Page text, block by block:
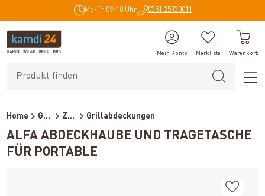
Mo-Fr 09-18 Uhr 0351 25930011
Mein Konto Merkliste Warenkorb
Home Grillzubehör Zubehör Grillabdeckungen
ALFA ABDECKHAUBE UND TRAGETASCHE
FÜR PORTABLE